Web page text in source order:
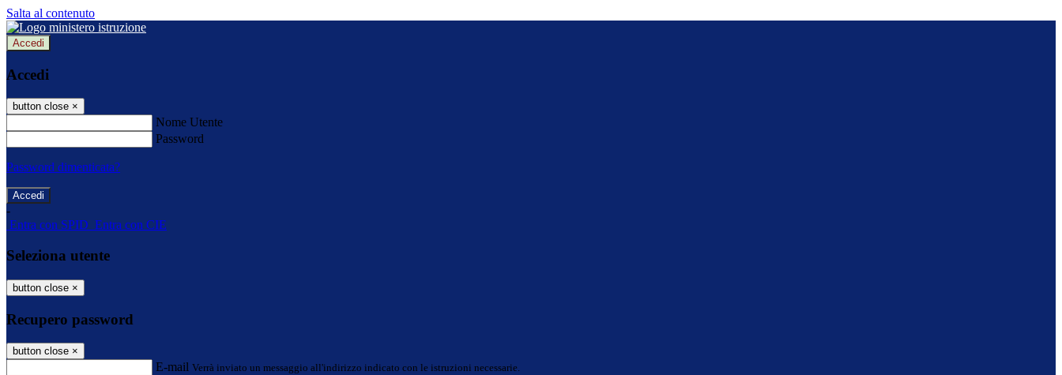
Salta al contenuto
Accedi
Accedi
button close ×
Nome Utente
Password
Password dimenticata?
-
Entra con SPID Entra con CIE
Seleziona utente
button close ×
Recupero password
button close ×
E-mail Verrà inviato un messaggio all'indirizzo indicato con le istruzioni necessarie.